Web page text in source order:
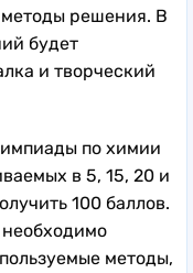
решения. В
будет
и творческий
по химии
в 5, 15, 20 и
100 баллов.
необходимо
методы,